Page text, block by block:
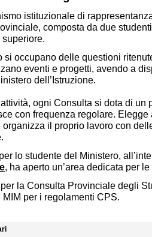
istituzionale di
composta da due
si occupano delle questioni
eventi e progetti, avendo a
dell’Istruzione.
ogni Consulta si dota di un
con frequenza regolare. Elegge
organizza il proprio lavoro con
lo studente del Ministero,
, ha aperto un’area dedicata per
la Consulta Provinciale degli
per i regolamenti CPS.